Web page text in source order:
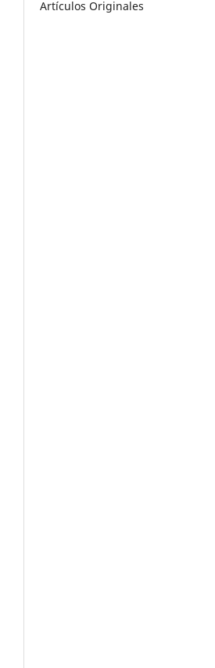
Artículos Originales